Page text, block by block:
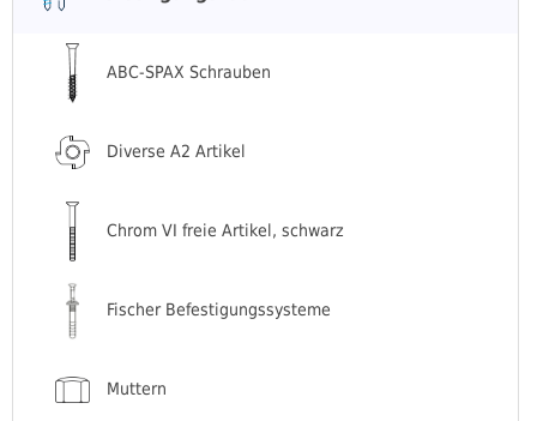
ABC-SPAX Schrauben
Diverse A2 Artikel
Chrom VI freie Artikel, schwarz
Fischer Befestigungssysteme
Muttern